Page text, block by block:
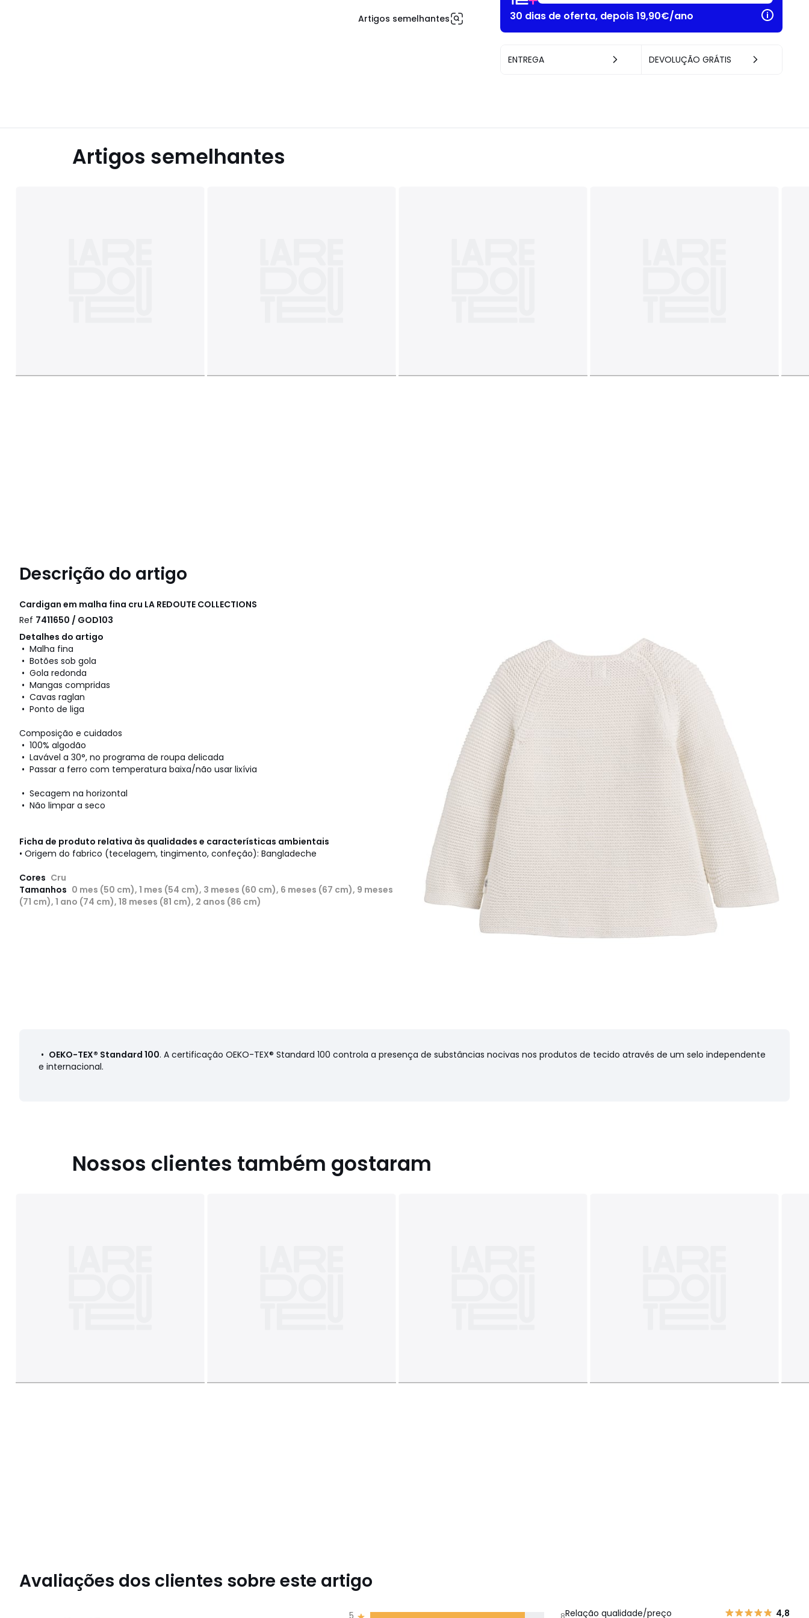
Artigos semelhantes
30 dias de oferta, depois 19,90€/ano
ENTREGA DEVOLUÇÃO GRÁTIS
Artigos semelhantes
Descrição do artigo
Cardigan em malha fina cru LA REDOUTE COLLECTIONS
Ref 7411650 / GOD103
Detalhes do artigo
• Malha fina
• Botões sob gola
• Gola redonda
• Mangas compridas
• Cavas raglan
• Ponto de liga
Composição e cuidados
• 100% algodão
• Lavável a 30°, no programa de roupa delicada
• Passar a ferro com temperatura baixa/não usar lixívia
• Secagem na horizontal
• Não limpar a seco
Ficha de produto relativa às qualidades e características ambientais
• Origem do fabrico (tecelagem, tingimento, confeção): Bangladeche
Cores Cru
Tamanhos 0 mes (50 cm), 1 mes (54 cm), 3 meses (60 cm), 6 meses (67 cm), 9 meses
(71 cm), 1 ano (74 cm), 18 meses (81 cm), 2 anos (86 cm)
• OEKO-TEX® Standard 100. A certificação OEKO-TEX® Standard 100 controla a presença de substâncias nocivas nos produtos de tecido através de um selo independente
e internacional.
Nossos clientes também gostaram
Avaliações dos clientes sobre este artigo
8Relação qualidade/preço 4,8